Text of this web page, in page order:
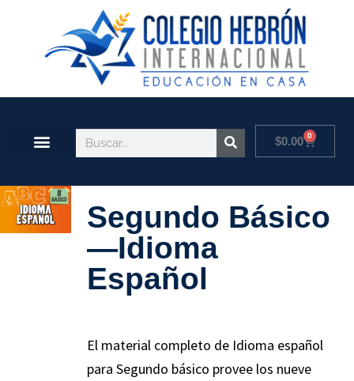
$0.00 0
Segundo Básico
—Idioma
Español
El material completo de Idioma español
para Segundo básico provee los nueve